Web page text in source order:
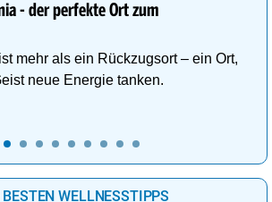
- der perfekte Ort zum
mehr als ein Rückzugsort – ein Ort,
neue Energie tanken.
BESTEN WELLNESSTIPPS